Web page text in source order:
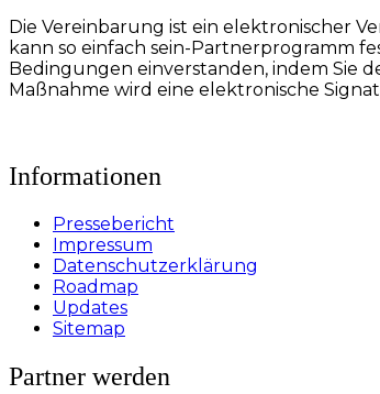
Die Vereinbarung ist ein elektronischer
kann so einfach sein-Partnerprogramm
Bedingungen einverstanden, indem Sie
Maßnahme wird eine elektronische
Informationen
Pressebericht
Impressum
Datenschutzerklärung
Roadmap
Updates
Sitemap
Partner werden